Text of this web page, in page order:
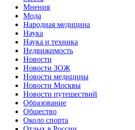
Мнения
Мода
Народная медицина
Наука
Наука и техника
Недвижимость
Новости
Новости ЗОЖ
Новости медицины
Новости Москвы
Новости путешествий
Образование
Общество
Около спорта